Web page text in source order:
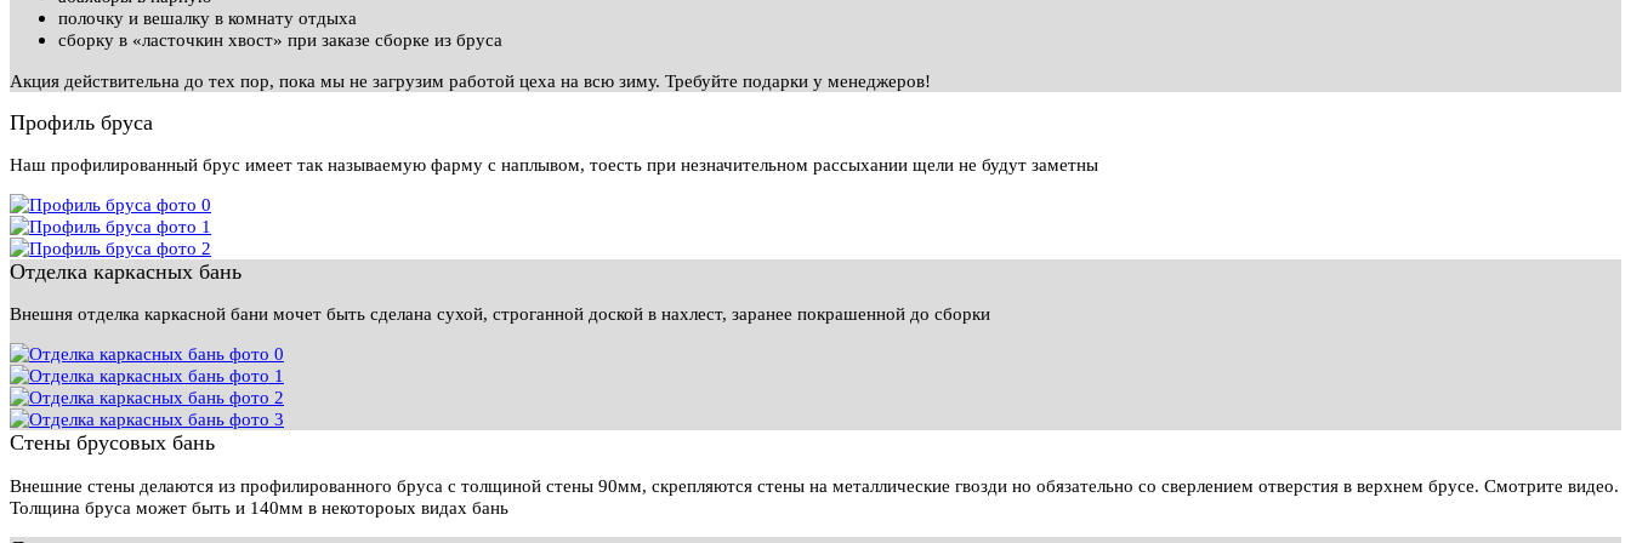
полочку и вешалку в комнату отдыха
сборку в «ласточкин хвост» при заказе сборке из бруса
Акция действительна до тех пор, пока мы не загрузим работой цеха на всю зиму. Требуйте подарки у менеджеров!
Профиль бруса
Наш профилированный брус имеет так называемую фарму с наплывом, тоесть при незначительном рассыхании щели не будут заметны
Отделка каркасных бань
Внешня отделка каркасной бани мочет быть сделана сухой, строганной доской в нахлест, заранее покрашенной до сборки
Стены брусовых бань
Внешние стены делаются из профилированного бруса с толщиной стены 90мм, скрепляются стены на металлические гвозди но обязательно со сверлением отверстия в верхнем брусе. Смотрите видео.
Толщина бруса может быть и 140мм в некотороых видах бань